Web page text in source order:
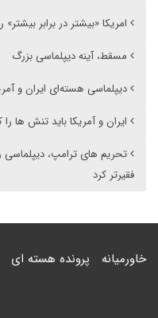
امریکا «بیشتر در برابر
مسقط، آینه دیپلماسی بزرگ
دیپلماسی هسته‌ای ایران و
ایران و آمریکا باید تنش ها
تحریم های ترامپ، دیپلماسی
فقیرتر کرد
خاورمیانه پرونده هسته ای